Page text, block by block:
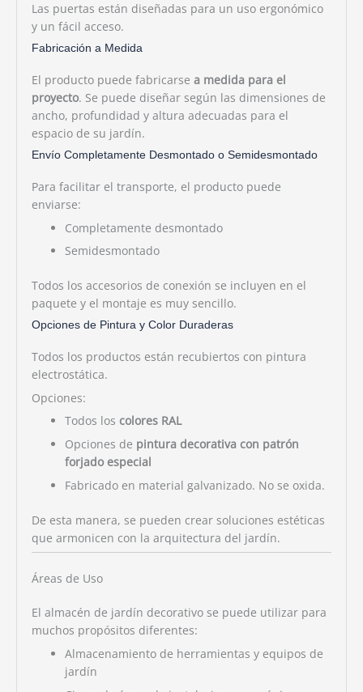
Las puertas están diseñadas para un uso ergonómico
y un fácil acceso.
Fabricación a Medida
El producto puede fabricarse a medida para el
proyecto. Se puede diseñar según las dimensiones de
ancho, profundidad y altura adecuadas para el
espacio de su jardín.
Envío Completamente Desmontado o Semidesmontado
Para facilitar el transporte, el producto puede
enviarse:
Completamente desmontado
Semidesmontado
Todos los accesorios de conexión se incluyen en el
paquete y el montaje es muy sencillo.
Opciones de Pintura y Color Duraderas
Todos los productos están recubiertos con pintura
electrostática.
Opciones:
Todos los colores RAL
Opciones de pintura decorativa con patrón
forjado especial
Fabricado en material galvanizado. No se oxida.
De esta manera, se pueden crear soluciones estéticas
que armonicen con la arquitectura del jardín.
Áreas de Uso
El almacén de jardín decorativo se puede utilizar para
muchos propósitos diferentes:
Almacenamiento de herramientas y equipos de
jardín